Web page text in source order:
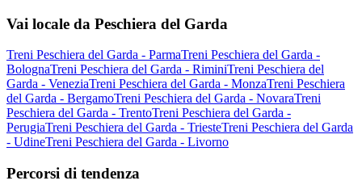
Vai locale da Peschiera del Garda
Treni Peschiera del Garda - ParmaTreni Peschiera del Garda -
BolognaTreni Peschiera del Garda - RiminiTreni Peschiera del
Garda - VeneziaTreni Peschiera del Garda - MonzaTreni Peschiera
del Garda - BergamoTreni Peschiera del Garda - NovaraTreni
Peschiera del Garda - TrentoTreni Peschiera del Garda -
PerugiaTreni Peschiera del Garda - TriesteTreni Peschiera del Garda
- UdineTreni Peschiera del Garda - Livorno
Percorsi di tendenza